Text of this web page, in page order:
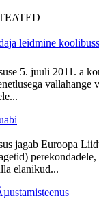
leidmine
5. juuli 2011. a
vallahange
jagab Euroopa
elanikud...